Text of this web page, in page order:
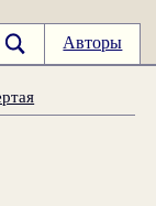
Авторы